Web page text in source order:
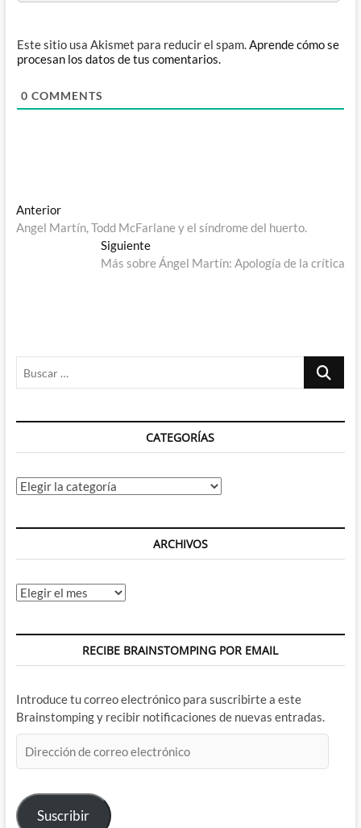
Este sitio usa Akismet para reducir el spam.Aprende cómo se
procesan los datos de tus comentarios.
0 COMMENTS
Navegación
de
AnteriorEntrada
anterior:
Angel Martín, Todd McFarlane y el síndrome del huerto.
SiguienteEntrada
siguiente:
Más sobre Ángel Martín: Apología de la crítica
Buscar
CATEGORÍAS
Categorías
ARCHIVOS
Archivos
RECIBE BRAINSTOMPING POR EMAIL
Introduce tu correo electrónico para suscribirte a este
Brainstomping y recibir notificaciones de nuevas entradas.
de
electrónico
Suscribir